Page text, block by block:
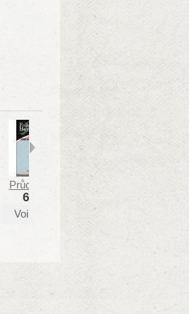
Průdek P.,...
6,36 €
Voir